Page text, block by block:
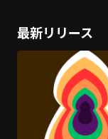
最新リリース